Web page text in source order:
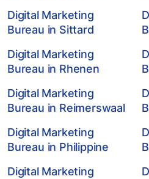
Digital Marketing
Bureau in Sittard
Digital Marketing
Bureau in Rhenen
Digital Marketing
Bureau in Reimerswaal
Digital Marketing
Bureau in Philippine
Digital Marketing